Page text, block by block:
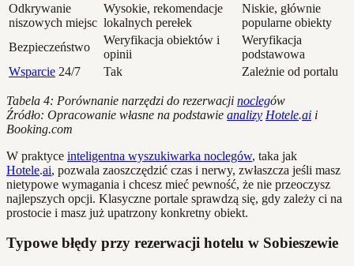
Odkrywanie
niszowych miejsc
Wysokie, rekomendacje
lokalnych perełek
Niskie, głównie
popularne obiekty
Bezpieczeństwo
Weryfikacja obiektów i
opinii
Weryfikacja
podstawowa
Wsparcie 24/7 Tak Zależnie od portalu
Tabela 4: Porównanie narzędzi do rezerwacji noclegów
Źródło: Opracowanie własne na podstawie analizy Hotele.ai i
Booking.com
W praktyce inteligentna wyszukiwarka noclegów, taka jak
Hotele.ai, pozwala zaoszczędzić czas i nerwy, zwłaszcza jeśli masz
nietypowe wymagania i chcesz mieć pewność, że nie przeoczysz
najlepszych opcji. Klasyczne portale sprawdzą się, gdy zależy ci na
prostocie i masz już upatrzony konkretny obiekt.
Typowe błędy przy rezerwacji hotelu w Sobieszewie